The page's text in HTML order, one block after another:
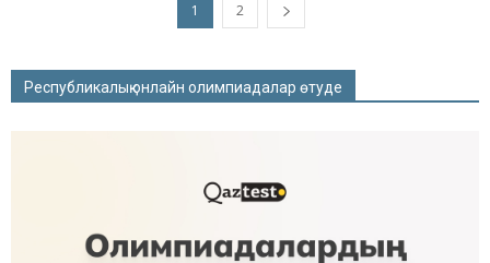
1 2
Республикалық онлайн олимпиадалар өтуде